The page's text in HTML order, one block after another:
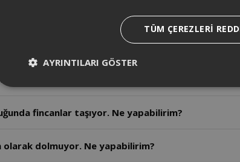
Türk Kahve Makinesi kendini temizleme özelliği
konumdan farklı bir yerde çalıştıracağım zaman
dikkat edilmesi gereken hususlar nelerdir?
fincanlar taşıyor. Ne yapabilirim?
olarak dolmuyor. Ne yapabilirim?
TÜM ÇEREZLERI
AYRINTILARI GÖSTER